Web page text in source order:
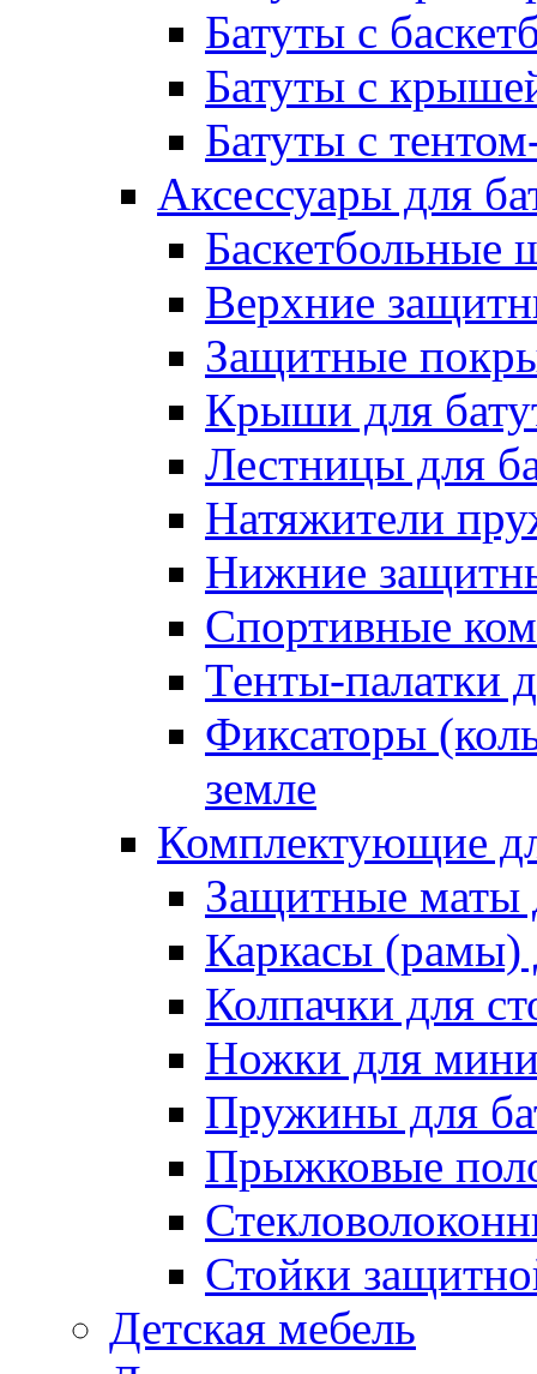
Батуты с
Батуты с
Батуты с
Аксессуары для
Баскетбольные
Верхние
Защитные
Крыши для
Лестницы для
Натяжители
Нижние
Спортивные
Тенты-палатки
Фиксаторы
земле
Комплектующие
Защитные маты
Каркасы (рамы)
Колпачки для
Ножки для
Пружины для
Прыжковые
Стойки
Детская мебель